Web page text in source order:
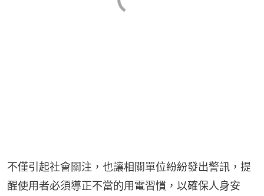
不僅引起社會關注，也讓相關單位紛紛發出警訊，提
醒使用者必須導正不當的用電習慣，以確保人身安